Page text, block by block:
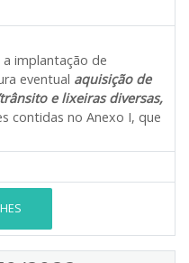
a implantação de
eventual aquisição de
e lixeiras diversas,
contidas no Anexo I, que